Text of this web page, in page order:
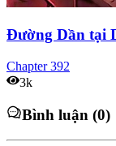
Đường Dần tại
Chapter392
3k
Bình luận (0)